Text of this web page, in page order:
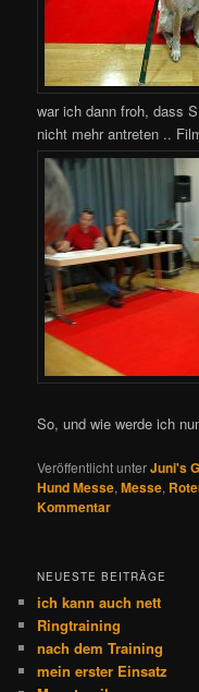
war ich dann froh, dass
nicht mehr antreten ..
So, und wie werde ich
Veröffentlicht unterJuni's
Hund Messe,Messe,
Kommentar
NEUESTE BEITRÄGE
ich kann auch nett
Ringtraining
nach dem Training
mein erster Einsatz